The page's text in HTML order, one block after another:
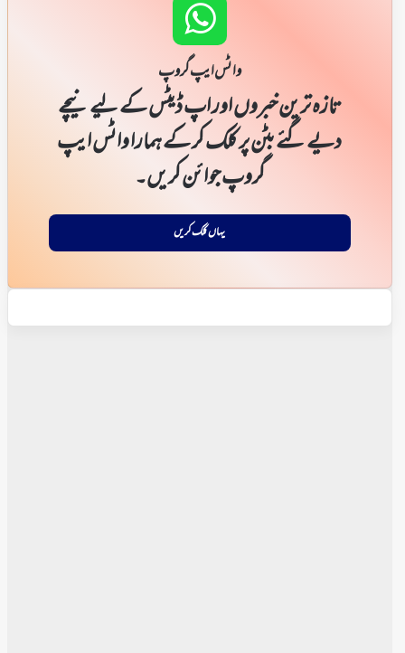
واٹس ایپ گروپ
تازہ ترین خبروں اور اپ ڈیٹس کے لیے نیچے
دیے گئے بٹن پر کلک کر کے ہمارا واٹس ایپ
گروپ جوائن کریں۔
یہاں کلک کریں